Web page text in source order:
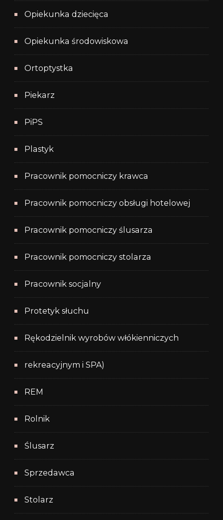
Opiekunka dziecięca
Opiekunka środowiskowa
Ortoptystka
Piekarz
PiPS
Plastyk
Pracownik pomocniczy krawca
Pracownik pomocniczy obsługi hotelowej
Pracownik pomocniczy ślusarza
Pracownik pomocniczy stolarza
Pracownik socjalny
Protetyk słuchu
Rękodzielnik wyrobów włókienniczych
rekreacyjnym i SPA)
REM
Rolnik
Ślusarz
Sprzedawca
Stolarz